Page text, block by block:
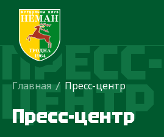
ПРЕСС-
ЦЕНТР
Главная / Пресс-центр
Пресс-центр